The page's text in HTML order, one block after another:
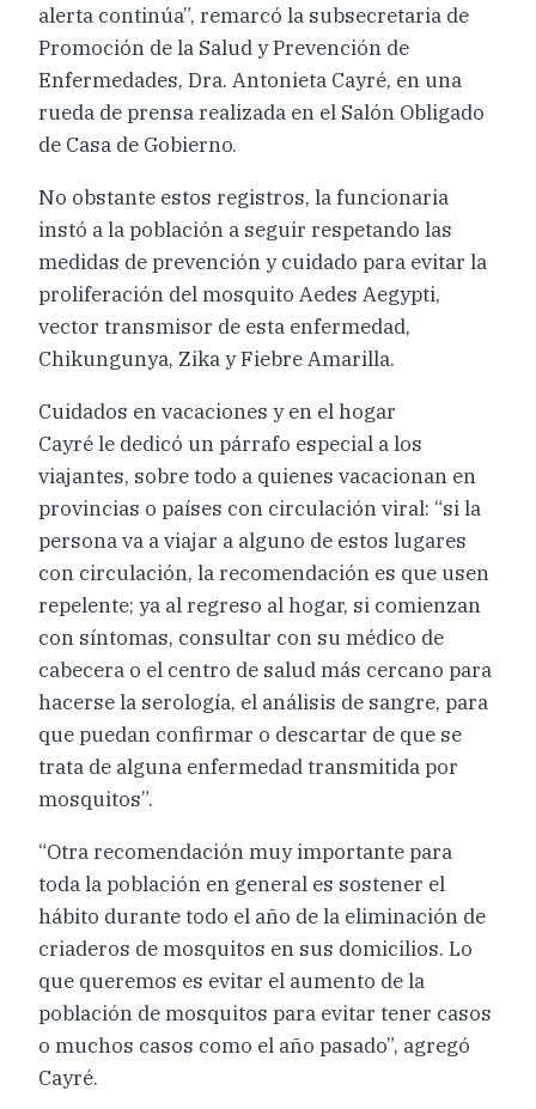
alerta continúa”, remarcó la subsecretaria de
Promoción de la Salud y Prevención de
Enfermedades, Dra. Antonieta Cayré, en una
rueda de prensa realizada en el Salón Obligado
de Casa de Gobierno.
No obstante estos registros, la funcionaria
instó a la población a seguir respetando las
medidas de prevención y cuidado para evitar la
proliferación del mosquito Aedes Aegypti,
vector transmisor de esta enfermedad,
Chikungunya, Zika y Fiebre Amarilla.
Cuidados en vacaciones y en el hogar
Cayré le dedicó un párrafo especial a los
viajantes, sobre todo a quienes vacacionan en
provincias o países con circulación viral: “si la
persona va a viajar a alguno de estos lugares
con circulación, la recomendación es que usen
repelente; ya al regreso al hogar, si comienzan
con síntomas, consultar con su médico de
cabecera o el centro de salud más cercano para
hacerse la serología, el análisis de sangre, para
que puedan confirmar o descartar de que se
trata de alguna enfermedad transmitida por
mosquitos”.
“Otra recomendación muy importante para
toda la población en general es sostener el
hábito durante todo el año de la eliminación de
criaderos de mosquitos en sus domicilios. Lo
que queremos es evitar el aumento de la
población de mosquitos para evitar tener casos
o muchos casos como el año pasado”, agregó
Cayré.